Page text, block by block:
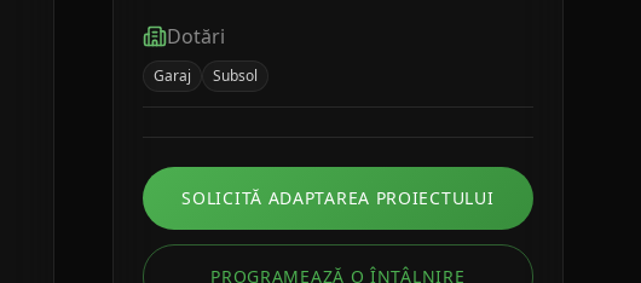
Dotări
Garaj Subsol
SOLICITĂ ADAPTAREA PROIECTULUI
PROGRAMEAZĂ O ÎNTÂLNIRE